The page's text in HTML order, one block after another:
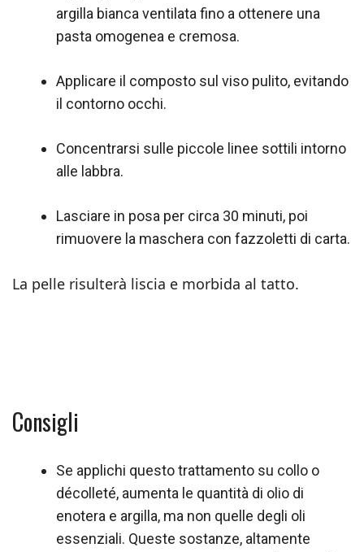
argilla bianca ventilata fino a ottenere una
pasta omogenea e cremosa.
Applicare il composto sul viso pulito, evitando
il contorno occhi.
Concentrarsi sulle piccole linee sottili intorno
alle labbra.
Lasciare in posa per circa 30 minuti, poi
rimuovere la maschera con fazzoletti di carta.
La pelle risulterà liscia e morbida al tatto.
Consigli
Se applichi questo trattamento su collo o
décolleté, aumenta le quantità di olio di
enotera e argilla, ma non quelle degli oli
essenziali. Queste sostanze, altamente